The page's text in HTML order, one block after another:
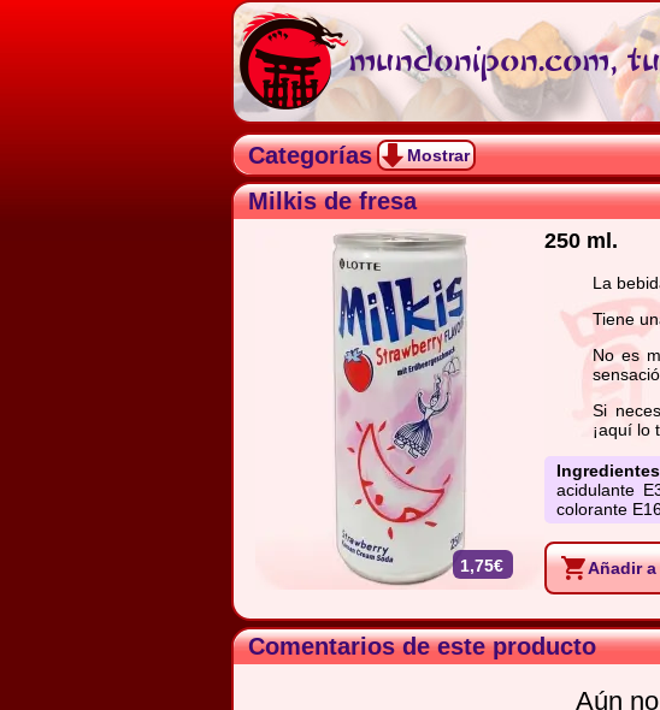
mundonipon.com,
Categorías Mostrar
Milkis de fresa
1,75€
250 ml.
La
Tiene
No es
Si
¡aquí lo
acidulante
colorante
Añadir
Comentarios de este producto
Aún